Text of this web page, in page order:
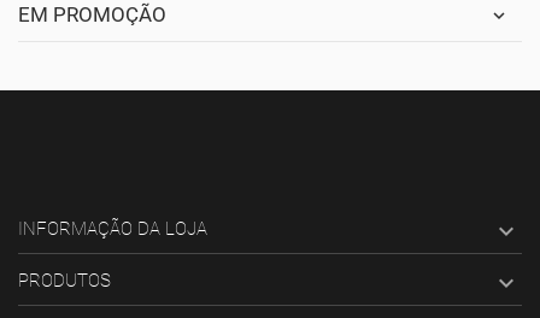
EM PROMOÇÃO
INFORMAÇÃO DA LOJA 
PRODUTOS 